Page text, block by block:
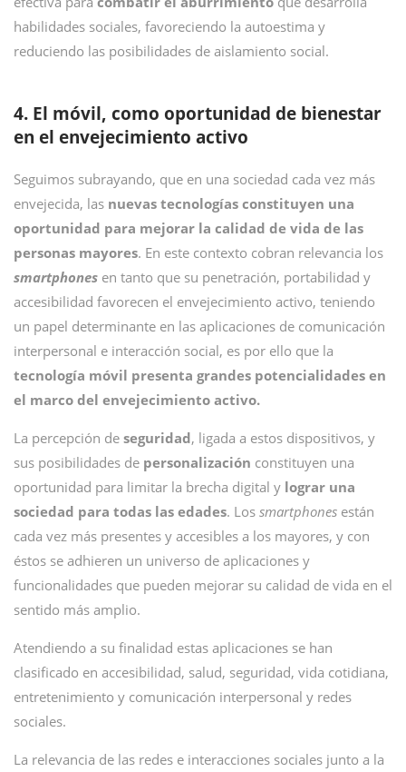
habilidades sociales, favoreciendo la autoestima y
reduciendo las posibilidades de aislamiento social.
4. El móvil, como oportunidad de bienestar
en el envejecimiento activo
Seguimos subrayando, que en una sociedad cada vez más
envejecida, las nuevas tecnologías constituyen una
oportunidad para mejorar la calidad de vida de las
personas mayores. En este contexto cobran relevancia los
smartphones en tanto que su penetración, portabilidad y
accesibilidad favorecen el envejecimiento activo, teniendo
un papel determinante en las aplicaciones de comunicación
interpersonal e interacción social, es por ello que la
tecnología móvil presenta grandes potencialidades en
el marco del envejecimiento activo.
La percepción de seguridad, ligada a estos dispositivos, y
sus posibilidades de personalización constituyen una
oportunidad para limitar la brecha digital y lograr una
sociedad para todas las edades. Los smartphones están
cada vez más presentes y accesibles a los mayores, y con
éstos se adhieren un universo de aplicaciones y
funcionalidades que pueden mejorar su calidad de vida en el
sentido más amplio.
Atendiendo a su finalidad estas aplicaciones se han
clasificado en accesibilidad, salud, seguridad, vida cotidiana,
entretenimiento y comunicación interpersonal y redes
sociales.
La relevancia de las redes e interacciones sociales junto a la